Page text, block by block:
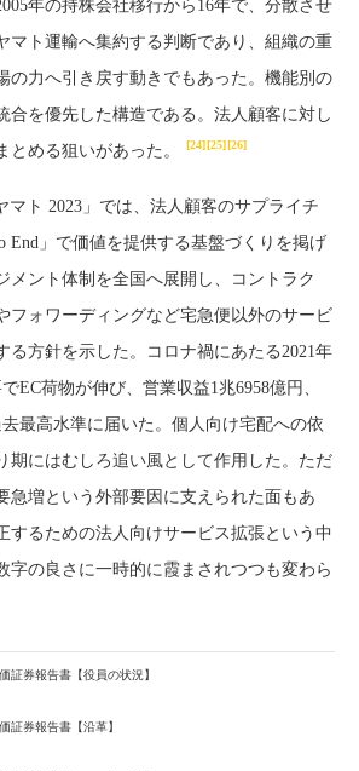
年の持株会社移行から16年で、分散させ
マト運輸へ集約する判断であり、組織の重
の力へ引き戻す動きでもあった。機能別の
合を優先した構造である。法人顧客に対し
とめる狙いがあった。
[24][25][26]
マト 2023」では、法人顧客のサプライチ
End」で価値を提供する基盤づくりを掲げ
メント体制を全国へ展開し、コントラク
フォワーディングなど宅急便以外のサービ
る方針を示した。コロナ禍にあたる2021年
EC荷物が伸び、営業収益1兆6958億円、
最高水準に届いた。個人向け宅配への依
期にはむしろ追い風として作用した。ただ
急増という外部要因に支えられた面もあ
するための法人向けサービス拡張という中
字の良さに一時的に霞まされつつも変わら
証券報告書【役員の状況】
証券報告書【沿革】